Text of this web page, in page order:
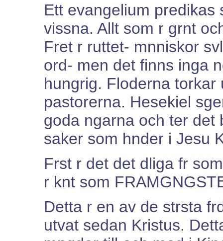
Ett evangelium predikas
vissna. Allt som r grnt
Fret r ruttet- mnniskor
ord- men det finns inga
hungrig. Floderna
pastorerna. Hesekiel
goda ngarna och ter det
saker som hnder i Jesu
Frst r det det dliga fr
r knt som
Detta r en av de strsta
utvat sedan Kristus.